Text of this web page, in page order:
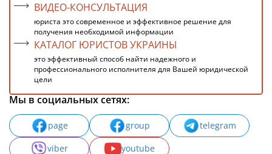
ВИДЕО-КОНСУЛЬТАЦИЯ
юриста это современное и эффективное решение для
получения необходимой информации
КАТАЛОГ ЮРИСТОВ УКРАИНЫ
это эффективный способ найти надежного и
профессионального исполнителя для Вашей юридической
цели
Мы в социальных сетях:
page group
telegram
viber
youtube